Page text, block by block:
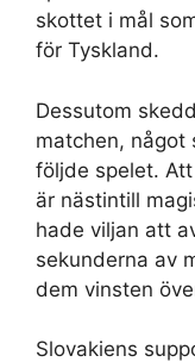
skottet i mål
för Tyskland.
Dessutom
matchen, något
följde spelet.
är nästintill
hade viljan att
sekunderna av
dem vinsten
Slovakiens